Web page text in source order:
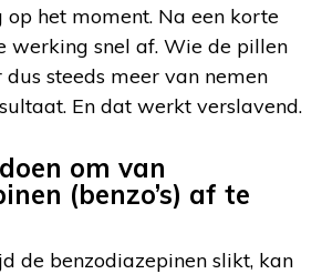
het moment. Na een korte
werking snel af. Wie de pillen
steeds meer van nemen
En dat werkt verslavend.
om van
(benzo’s) af te
de benzodiazepinen slikt, kan